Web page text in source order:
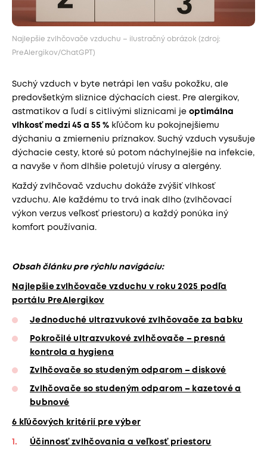
Najlepšie zvlhčovače vzduchu – ilustračný obrázok (zdroj:
PreAlergikov/ChatGPT)
Suchý vzduch v byte netrápi len vašu pokožku, ale
predovšetkým sliznice dýchacích ciest. Pre alergikov,
astmatikov a ľudí s citlivými sliznicami je optimálna
vlhkosť medzi 45 a 55 % kľúčom ku pokojnejšiemu
dýchaniu a zmierneniu príznakov. Suchý vzduch vysušuje
dýchacie cesty, ktoré sú potom náchylnejšie na infekcie,
a navyše v ňom dlhšie poletujú vírusy a alergény.
Každý zvlhčovač vzduchu dokáže zvýšiť vlhkosť
vzduchu. Ale každému to trvá inak dlho (zvlhčovací
výkon verzus veľkosť priestoru) a každý ponúka iný
komfort používania.
Obsah článku pre rýchlu navigáciu:
Najlepšie zvlhčovače vzduchu v roku 2025 podľa
portálu PreAlergikov
Jednoduché ultrazvukové zvlhčovače za babku
Pokročilé ultrazvukové zvlhčovače – presná
kontrola a hygiena
Zvlhčovače so studeným odparom – diskové
Zvlhčovače so studeným odparom – kazetové a
bubnové
6 kľúčových kritérií pre výber
Účinnosť zvlhčovania a veľkosť priestoru